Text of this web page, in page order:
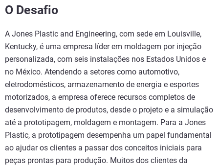
O Desafio
A Jones Plastic and Engineering, com sede em Louisville,
Kentucky, é uma empresa líder em moldagem por injeção
personalizada, com seis instalações nos Estados Unidos e
no México. Atendendo a setores como automotivo,
eletrodomésticos, armazenamento de energia e esportes
motorizados, a empresa oferece recursos completos de
desenvolvimento de produtos, desde o projeto e a simulação
até a prototipagem, moldagem e montagem. Para a Jones
Plastic, a prototipagem desempenha um papel fundamental
ao ajudar os clientes a passar dos conceitos iniciais para
peças prontas para produção. Muitos dos clientes da